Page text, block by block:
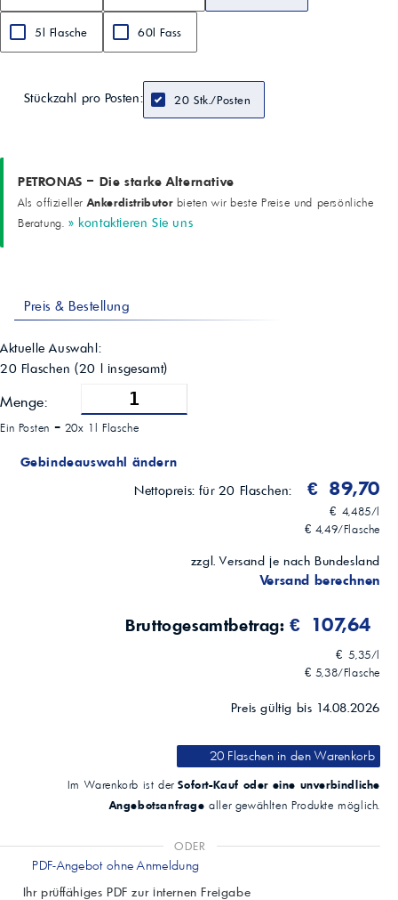
5l Flasche 60l Fass
Stückzahl pro Posten: 20 Stk./Posten
PETRONAS – Die starke Alternative
Als offiziellerAnkerdistributorbieten wir beste Preise und persönliche
Beratung. » kontaktieren Sie uns
Preis & Bestellung
Aktuelle Auswahl:
20 Flaschen (20 l insgesamt)
Menge:
Ein Posten = 20x 1l Flasche
Gebindeauswahl ändern
Nettopreis:für 20 Flaschen: € 89,70
€ 4,485/l
€ 4,49/Flasche
zzgl. Versand je nach Bundesland
Versand berechnen
Bruttogesamtbetrag:€ 107,64
€ 5,35/l
€ 5,38/Flasche
Preis gültig bis 14.08.2026
20 Flaschenin den Warenkorb
Im Warenkorb ist derSofort-Kauf oder eine unverbindliche
Angebotsanfrage aller gewählten Produkte möglich.
ODER
PDF-Angebot ohne Anmeldung
Ihr prüffähiges PDF zur internen Freigabe